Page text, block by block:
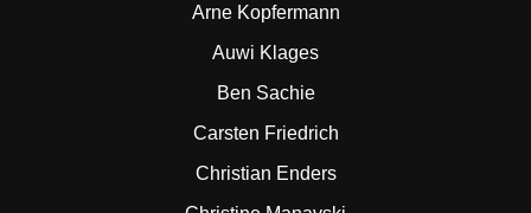
Arne Kopfermann
Auwi Klages
Ben Sachie
Carsten Friedrich
Christian Enders